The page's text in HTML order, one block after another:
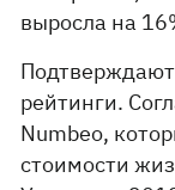
выросла на
рейтинги.
Numbeo,
стоимости